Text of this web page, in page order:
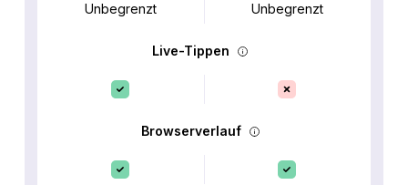
Unbegrenzt Unbegrenzt
Live-Tippen
Browserverlauf